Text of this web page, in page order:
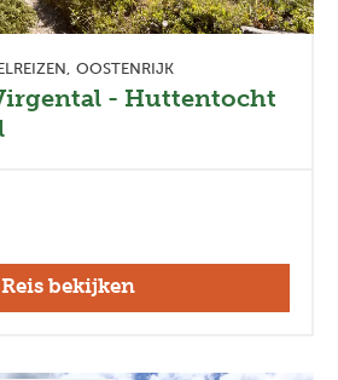
OOSTENRIJK
- Huttentocht
Reis bekijken